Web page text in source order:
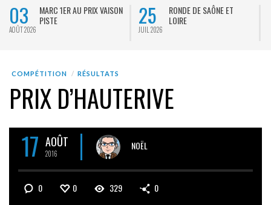
03
AOÛT 2026
MARC 1ER AU PRIX VAISON
PISTE
25
JUIL 2026
RONDE DE SAÔNE ET
LOIRE
COMPÉTITION RÉSULTATS
PRIX D’HAUTERIVE
17 AOÛT
2016
NOËL
0 0 329 0